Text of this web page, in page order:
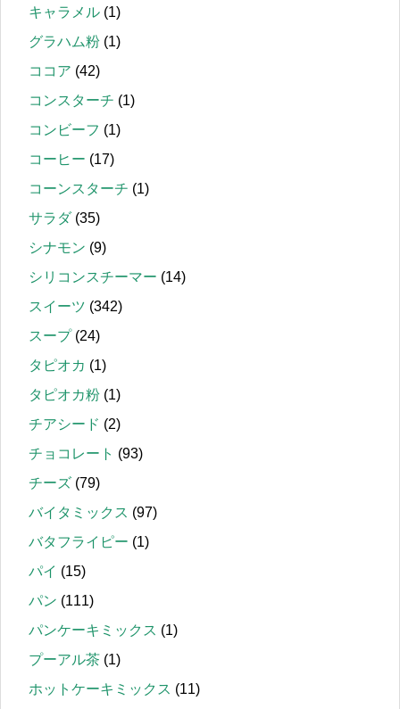
キャラメル (1)
グラハム粉 (1)
ココア (42)
コンスターチ (1)
コンビーフ (1)
コーヒー (17)
コーンスターチ (1)
サラダ(35)
シナモン (9)
シリコンスチーマー (14)
スイーツ (342)
スープ(24)
タピオカ (1)
タピオカ粉 (1)
チアシード (2)
チョコレート (93)
チーズ (79)
バイタミックス (97)
バタフライピー (1)
パイ (15)
パン (111)
パンケーキミックス (1)
プーアル茶 (1)
ホットケーキミックス (11)